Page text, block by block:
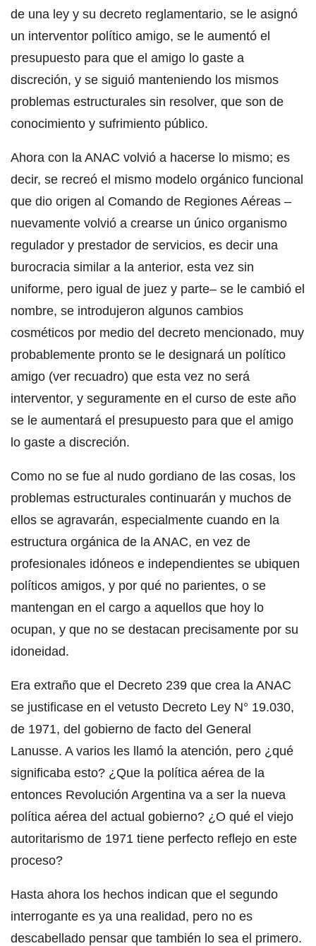
de una ley y su decreto reglamentario, se le asignó
un interventor político amigo, se le aumentó el
presupuesto para que el amigo lo gaste a
discreción, y se siguió manteniendo los mismos
problemas estructurales sin resolver, que son de
conocimiento y sufrimiento público.
Ahora con la ANAC volvió a hacerse lo mismo; es
decir, se recreó el mismo modelo orgánico funcional
que dio origen al Comando de Regiones Aéreas –
nuevamente volvió a crearse un único organismo
regulador y prestador de servicios, es decir una
burocracia similar a la anterior, esta vez sin
uniforme, pero igual de juez y parte– se le cambió el
nombre, se introdujeron algunos cambios
cosméticos por medio del decreto mencionado, muy
probablemente pronto se le designará un político
amigo (ver recuadro) que esta vez no será
interventor, y seguramente en el curso de este año
se le aumentará el presupuesto para que el amigo
lo gaste a discreción.
Como no se fue al nudo gordiano de las cosas, los
problemas estructurales continuarán y muchos de
ellos se agravarán, especialmente cuando en la
estructura orgánica de la ANAC, en vez de
profesionales idóneos e independientes se ubiquen
políticos amigos, y por qué no parientes, o se
mantengan en el cargo a aquellos que hoy lo
ocupan, y que no se destacan precisamente por su
idoneidad.
Era extraño que el Decreto 239 que crea la ANAC
se justificase en el vetusto Decreto Ley N° 19.030,
de 1971, del gobierno de facto del General
Lanusse. A varios les llamó la atención, pero ¿qué
significaba esto? ¿Que la política aérea de la
entonces Revolución Argentina va a ser la nueva
política aérea del actual gobierno? ¿O qué el viejo
autoritarismo de 1971 tiene perfecto reflejo en este
proceso?
Hasta ahora los hechos indican que el segundo
interrogante es ya una realidad, pero no es
descabellado pensar que también lo sea el primero.